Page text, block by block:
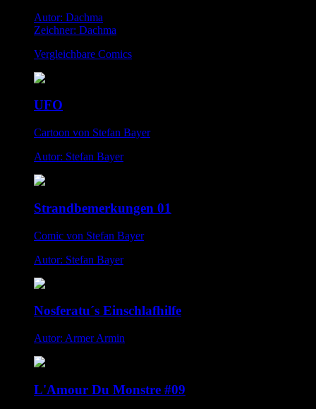
Autor: Dachma
Zeichner: Dachma
Vergleichbare Comics
UFO
Cartoon von Stefan Bayer
Autor: Stefan Bayer
Strandbemerkungen 01
Comic von Stefan Bayer
Autor: Stefan Bayer
Nosferatu´s Einschlafhilfe
Autor: Armer Armin
L'Amour Du Monstre #09